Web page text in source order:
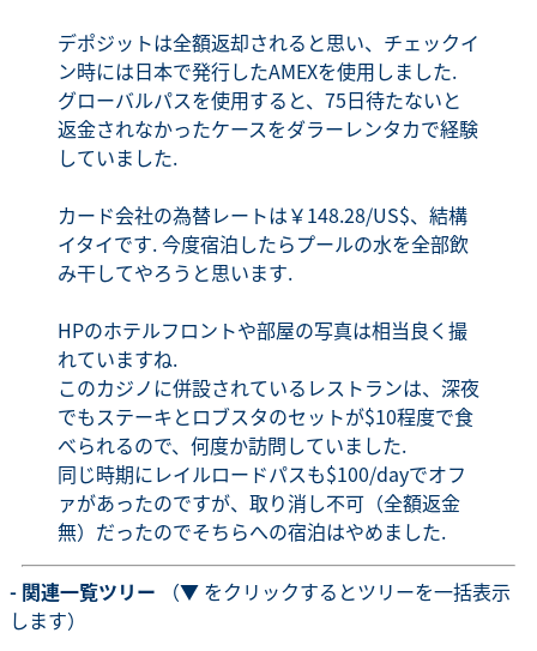
デポジットは全額返却されると思い、チェックイ
ン時には日本で発行したAMEXを使用しました.
グローバルパスを使用すると、75日待たないと
返金されなかったケースをダラーレンタカで経験
していました.
カード会社の為替レートは￥148.28/US$、結構
イタイです. 今度宿泊したらプールの水を全部飲
み干してやろうと思います.
HPのホテルフロントや部屋の写真は相当良く撮
れていますね.
このカジノに併設されているレストランは、深夜
でもステーキとロブスタのセットが$10程度で食
べられるので、何度か訪問していました.
同じ時期にレイルロードパスも$100/dayでオフ
ァがあったのですが、取り消し不可（全額返金
無）だったのでそちらへの宿泊はやめました.
- 関連一覧ツリー （▼ をクリックするとツリーを一括表示
します）